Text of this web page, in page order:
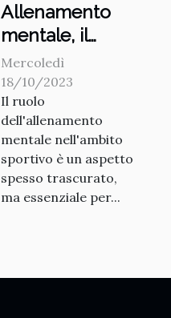
Allenamento
mentale, il
vantaggio
invisibile degli
atleti
Mercoledì
18/10/2023
Il ruolo
dell'allenamento
mentale nell'ambito
sportivo è un aspetto
spesso trascurato,
ma essenziale per...